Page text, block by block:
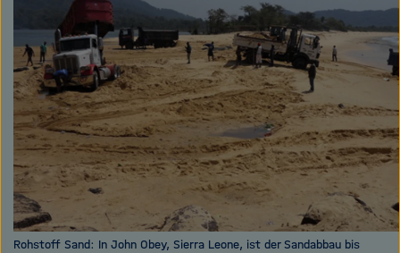
e
ß
e
n
f
n
n
s
c
h
e
Rohstoff Sand: In John Obey, Sierra Leone, ist der Sandabbau bis